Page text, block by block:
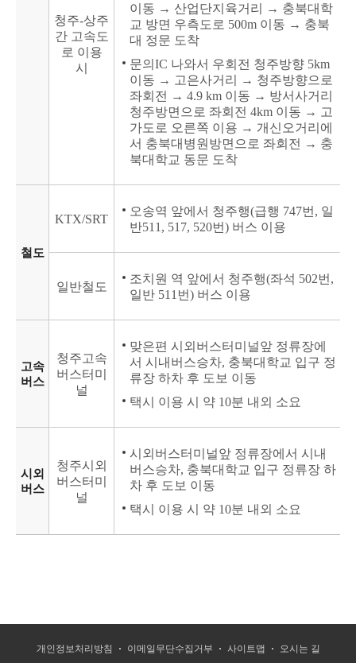
청주-상주
간 고속도
로 이용
시
이동 → 산업단지육거리 → 충북대학
교 방면 우측도로 500m 이동 → 충북
대 정문 도착
문의IC 나와서 우회전 청주방향 5km
이동 → 고은사거리 → 청주방향으로
좌회전 → 4.9 km 이동 → 방서사거리
청주방면으로 좌회전 4km 이동 → 고
가도로 오른쪽 이용 → 개신오거리에
서 충북대병원방면으로 좌회전 → 충
북대학교 동문 도착
철도
KTX/SRT
오송역 앞에서 청주행(급행 747번, 일
반511, 517, 520번) 버스 이용
일반철도
조치원 역 앞에서 청주행(좌석 502번,
일반 511번) 버스 이용
고속
버스
청주고속
버스터미
널
맞은편 시외버스터미널앞 정류장에
서 시내버스승차, 충북대학교 입구 정
류장 하차 후 도보 이동
택시 이용 시 약 10분 내외 소요
시외
버스
청주시외
버스터미
널
시외버스터미널앞 정류장에서 시내
버스승차, 충북대학교 입구 정류장 하
차 후 도보 이동
택시 이용 시 약 10분 내외 소요
개인정보처리방침 이메일무단수집거부 사이트맵 오시는 길